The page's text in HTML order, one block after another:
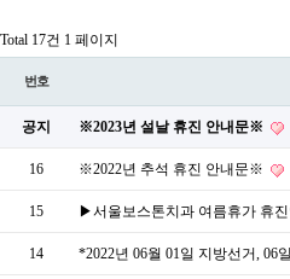
Total 17건 1 페이지
번호
공지 ※2023년 설날 휴진 안내문※
16 ※2022년 추석 휴진 안내문※
15 ▶서울보스톤치과 여름휴가 휴
14 *2022년 06월 01일 지방선거, 06